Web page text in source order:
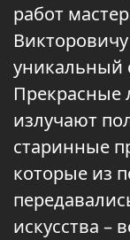
работ
уникальный
Прекрасные
излучают
старинные
которые из
искусства –